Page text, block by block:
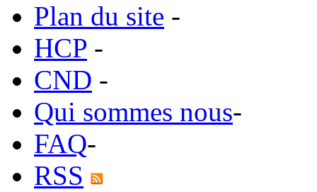
Plan du site -
HCP -
CND -
Qui sommes nous-
FAQ-
RSS